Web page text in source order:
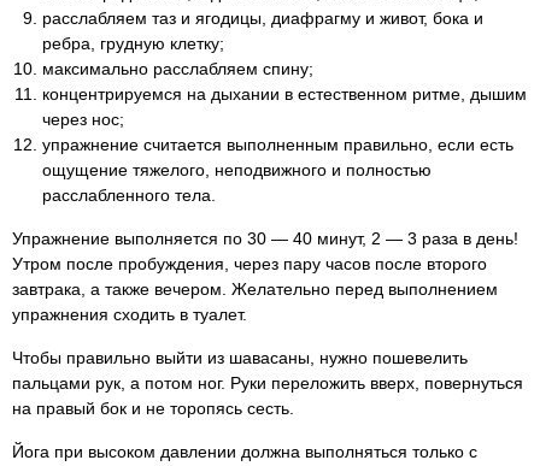
расслабляем таз и ягодицы, диафрагму и живот, бока и
ребра, грудную клетку;
максимально расслабляем спину;
концентрируемся на дыхании в естественном ритме, дышим
через нос;
упражнение считается выполненным правильно, если есть
ощущение тяжелого, неподвижного и полностью
расслабленного тела.
Упражнение выполняется по 30 — 40 минут, 2 — 3 раза в день!
Утром после пробуждения, через пару часов после второго
завтрака, а также вечером. Желательно перед выполнением
упражнения сходить в туалет.
Чтобы правильно выйти из шавасаны, нужно пошевелить
пальцами рук, а потом ног. Руки переложить вверх, повернуться
на правый бок и не торопясь сесть.
Йога при высоком давлении должна выполняться только с